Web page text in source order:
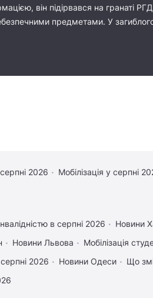
він підірвався на гранаті
предметами. У
2026 Мобілізація у серпні
в серпні 2026 Новини
Новини Львова Мобілізація
2026
Новини Одеси Що